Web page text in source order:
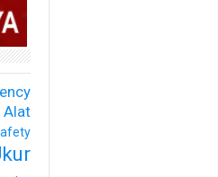
Alat